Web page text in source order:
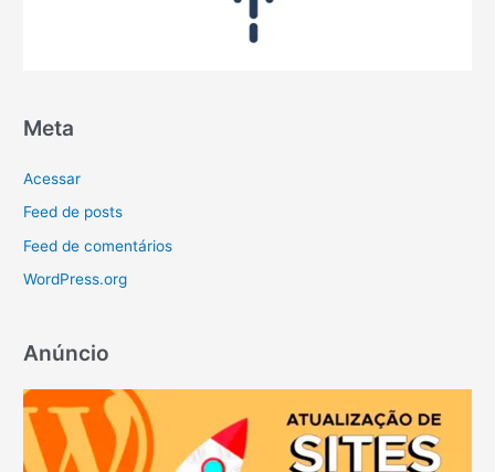
Meta
Acessar
Feed de posts
Feed de comentários
WordPress.org
Anúncio